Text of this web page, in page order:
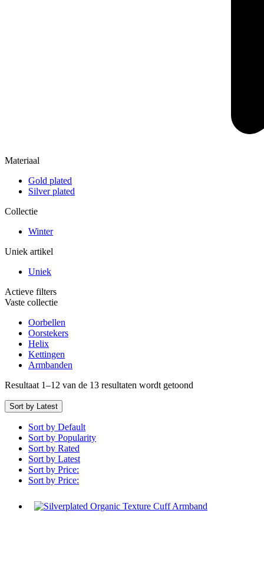
Materiaal
Gold plated
Silver plated
Collectie
Winter
Uniek artikel
Uniek
Actieve filters
Vaste collectie
Oorbellen
Oorstekers
Helix
Kettingen
Armbanden
Resultaat 1–12 van de 13 resultaten wordt getoond
Sort by Latest
Sort by Default
Sort by Popularity
Sort by Rated
Sort by Latest
Sort by Price:
Sort by Price: